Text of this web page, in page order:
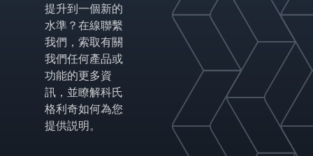
提升到一個新的
水準？在線聯繫
我們，索取有關
我們任何產品或
功能的更多資
訊，並瞭解科氏
格利奇如何為您
提供説明。